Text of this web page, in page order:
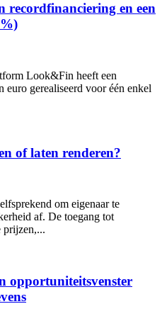
recordfinanciering en een
Look&Fin heeft een
gerealiseerd voor één enkel
of laten renderen?
om eigenaar te
af. De toegang tot
prijzen,...
opportuniteitsvenster